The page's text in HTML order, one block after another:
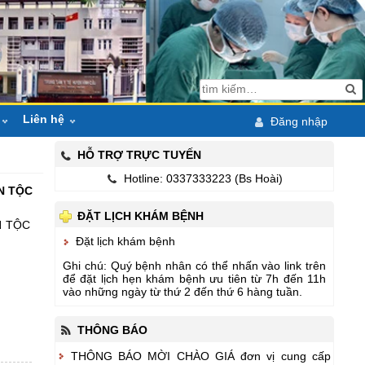
bộ
Lịch trực tuần
luật
chỉ đạo điều hành
Liên hệ
Bản đồ
Email & ĐT liên lạc Các phòng ban huyện
CK1 ĐH Y Huế
Đăng nhập
TỘC
TỘC
HỖ TRỢ TRỰC TUYẾN
Hotline: 0337333223 (Bs Hoài)
ĐẶT LỊCH KHÁM BỆNH
Đặt lịch khám bệnh
Ghi chú: Quý bệnh nhân có thể nhấn vào link trên
để đặt lịch hẹn khám bệnh ưu tiên từ 7h đến 11h
vào những ngày từ thứ 2 đến thứ 6 hàng tuần.
THÔNG BÁO
THÔNG BÁO MỜI CHÀO GIÁ đơn vị cung cấp